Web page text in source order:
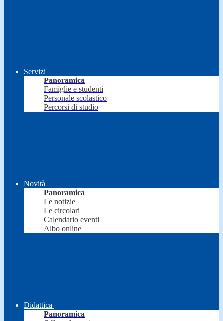
Servizi
Panoramica
Famiglie e studenti
Personale scolastico
Percorsi di studio
Novità
Panoramica
Le notizie
Le circolari
Calendario eventi
Albo online
Didattica
Panoramica